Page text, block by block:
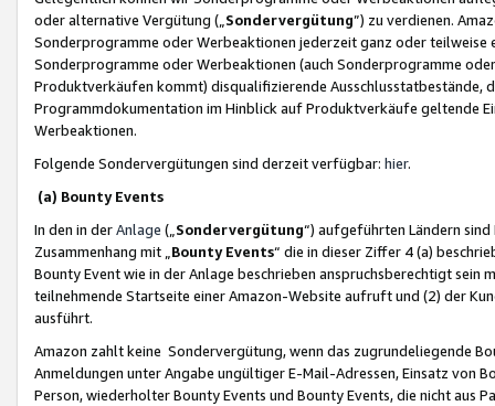
oder alternative Vergütung („ Sondervergütung”) zu verdienen.
Sonderprogramme oder Werbeaktionen jederzeit ganz oder
Sonderprogramme oder Werbeaktionen (auch Sonderprogramme
Produktverkäufen kommt) disqualifizierende Ausschlusstatbestände,
Programmdokumentation im Hinblick auf Produktverkäufe geltende
Werbeaktionen.
Folgende Sondervergütungen sind derzeit verfügbar: hier.
(a) Bounty Events
In den in derAnlage („ Sondervergütung“) aufgeführten Ländern
Zusammenhang mit „ Bounty Events“ die in dieser Ziffer 4 (a)
Bounty Event wie in der Anlage beschrieben anspruchsberechtigt sein
teilnehmende Startseite einer Amazon-Website aufruft und (2) der
ausführt.
Amazon zahlt keine Sondervergütung, wenn das zugrundeliegende
Anmeldungen unter Angabe ungültiger E-Mail-Adressen, Einsatz von
Person, wiederholter Bounty Events und Bounty Events, die nicht